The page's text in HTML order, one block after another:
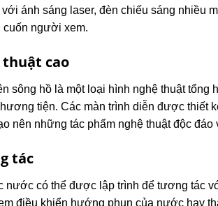
ánh sáng laser, đèn chiếu sáng nhiều
cuốn người xem.
thuật cao
sông hồ là một loại hình nghệ thuật
tiện. Các màn trình diễn được thiết
nên những tác phẩm nghệ thuật độc đáo
tác
nước có thể được lập trình để tương tác
điều khiển hướng phun của nước hay